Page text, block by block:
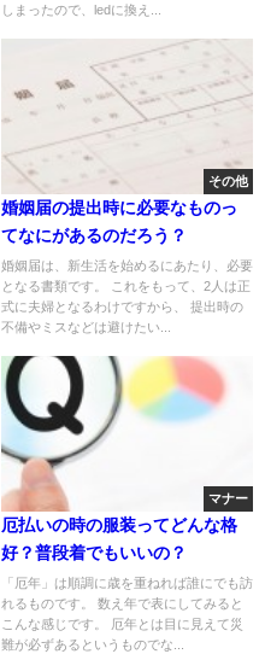
しまったので、ledに換え...
その他
婚姻届の提出時に必要なものっ
てなにがあるのだろう？
婚姻届は、新生活を始めるにあたり、必要
となる書類です。 これをもって、2人は正
式に夫婦となるわけですから、 提出時の
不備やミスなどは避けたい...
マナー
厄払いの時の服装ってどんな格
好？普段着でもいいの？
「厄年」は順調に歳を重ねれば誰にでも訪
れるものです。 数え年で表にしてみると
こんな感じです。 厄年とは目に見えて災
難が必ずあるというものでな...